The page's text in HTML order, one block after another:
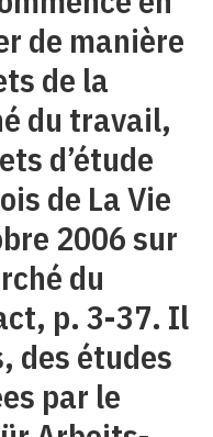
de manière
de la
du travail,
d’étude
de La Vie
2006 sur
du
p. 3-37. Il
des études
par le